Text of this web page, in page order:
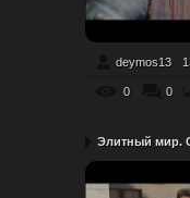
deymos13
0 0
Элитный мир.